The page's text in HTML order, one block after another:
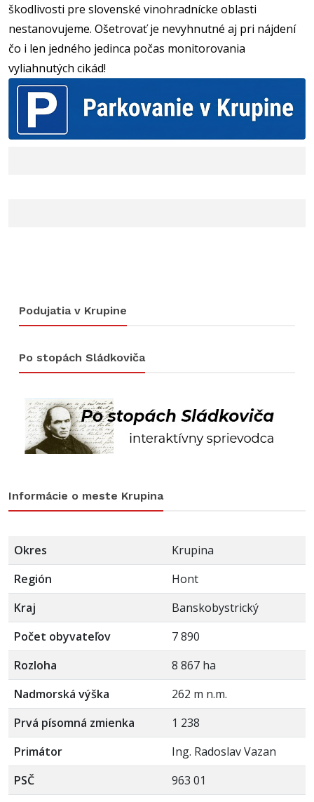
škodlivosti pre slovenské vinohradnícke oblasti
nestanovujeme. Ošetrovať je nevyhnutné aj pri nájdení
čo i len jedného jedinca počas monitorovania
vyliahnutých cikád!
Podujatia v Krupine
Po stopách Sládkoviča
Informácie o meste Krupina
Okres
Krupina
Región
Hont
Kraj
Banskobystrický
Počet obyvateľov
7 890
Rozloha
8 867 ha
Nadmorská výška
262 m n.m.
Prvá písomná zmienka
1 238
Primátor
Ing. Radoslav Vazan
PSČ
963 01